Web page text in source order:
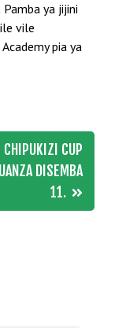
ya jijini
vile
pia ya
CHIPUKIZI CUP
DISEMBA
11.